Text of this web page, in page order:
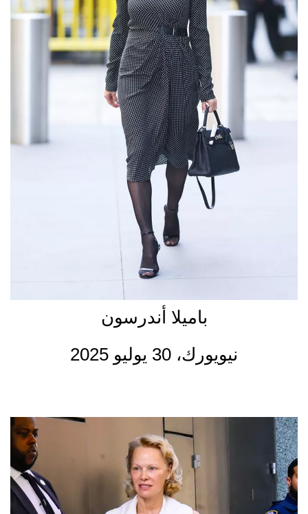
باميلا أندرسون
نيويورك، 30 يوليو 2025